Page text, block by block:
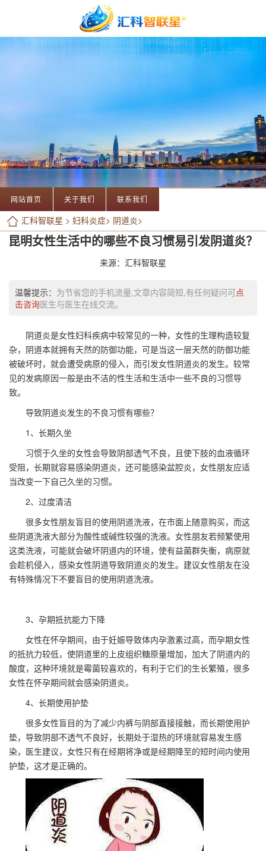
网站首页 关于我们 联系我们
汇科智联星 > 妇科炎症> 阴道炎>
昆明女性生活中的哪些不良习惯易引发阴道炎？
来源：汇科智联星
温馨提示： 为节省您的手机流量,文章内容简短,有任何疑问可点
击咨询医生与医生在线交流。
阴道炎是女性妇科疾病中较常见的一种，女性的生理构造较复
杂，阴道本就拥有天然的防御功能，可是当这一层天然的防御功能
被破坏时，就会遭受病原的侵入，而引发女性阴道炎的发生。较常
见的发病原因一般是由不洁的性生活和生活中一些不良的习惯导
致。
导致阴道炎发生的不良习惯有哪些？
1、长期久坐
习惯于久坐的女性会导致阴部透气不良，且使下肢的血液循环
受阻，长期就容易感染阴道炎，还可能感染盆腔炎，女性朋友应适
当改变一下自己久坐的习惯。
2、过度清洁
很多女性朋友盲目的使用阴道洗液，在市面上随意购买，而这
些阴道洗液大部分为酸性或碱性较强的洗液。女性朋友若频繁使用
这类洗液，可能就会破坏阴道内的环境，使有益菌群失衡，病原就
会趁机侵入，感染女性阴道导致阴道炎的发生。建议女性朋友在没
有特殊情况下不要盲目的使用阴道洗液。
3、孕期抵抗能力下降
女性在怀孕期间，由于妊娠导致体内孕激素过高，而孕期女性
的抵抗力较低，使阴道里的上皮组织糖原量增加，加大了阴道内的
酸度，这种环境就是霉菌较喜欢的，有利于它们的生长繁殖，很多
女性在怀孕期间就会感染阴道炎。
4、长期使用护垫
很多女性盲目的为了减少内裤与阴部直接接触，而长期使用护
垫，导致阴部不透气不良好，长期处于湿热的环境就容易发生感
染，医生建议，女性只有在经期将净或是经期降至的短时间内使用
护垫，这才是正确的。